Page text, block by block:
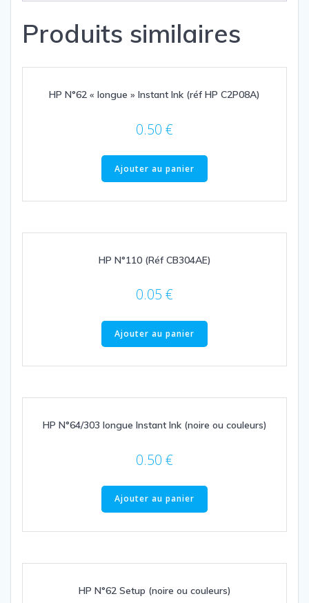
Produits similaires
HP N°62 « longue » Instant Ink (réf HP C2P08A)
0.50 €
Ajouter au panier
HP N°110 (Réf CB304AE)
0.05 €
Ajouter au panier
HP N°64/303 longue Instant Ink (noire ou couleurs)
0.50 €
Ajouter au panier
HP N°62 Setup (noire ou couleurs)